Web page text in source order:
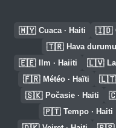
🇲🇾 Cuaca · Haiti 🇮🇩
🇹🇷 Hava
🇪🇪 Ilm · Haiiti 🇱🇻
🇫🇷 Météo · Haïti 🇱🇹
🇸🇰 Počasie · Haiti
🇵🇹 Tempo · Haiti